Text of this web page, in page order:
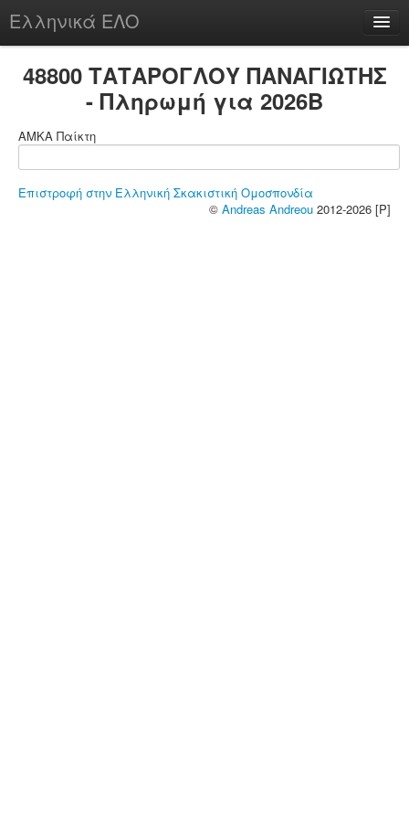
Ελληνικά ΕΛΟ
chesstu.be @ discord
48800 ΤΑΤΑΡΟΓΛΟΥ ΠΑΝΑΓΙΩΤΗΣ
- Πληρωμή για 2026B
ΑΜΚΑ Παίκτη
Επιστροφή στην Ελληνική Σκακιστική Ομοσπονδία
© Andreas Andreou 2012-2026 [P]